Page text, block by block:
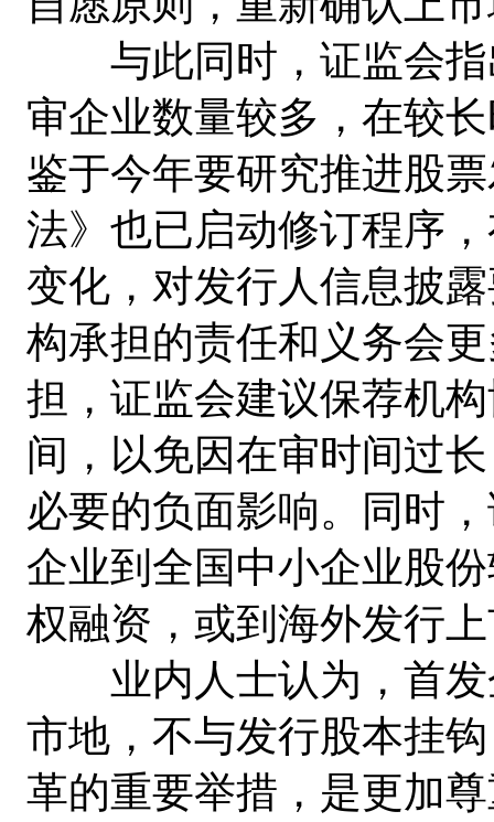
与此同时，证监会指
审企业数量较多，在较
鉴于今年要研究推进股
法》也已启动修订程序
变化，对发行人信息披
构承担的责任和义务会
担，证监会建议保荐机
间，以免因在审时间过
必要的负面影响。同时
企业到全国中小企业股
权融资，或到海外发行
业内人士认为，首发
市地，不与发行股本挂
革的重要举措，是更加